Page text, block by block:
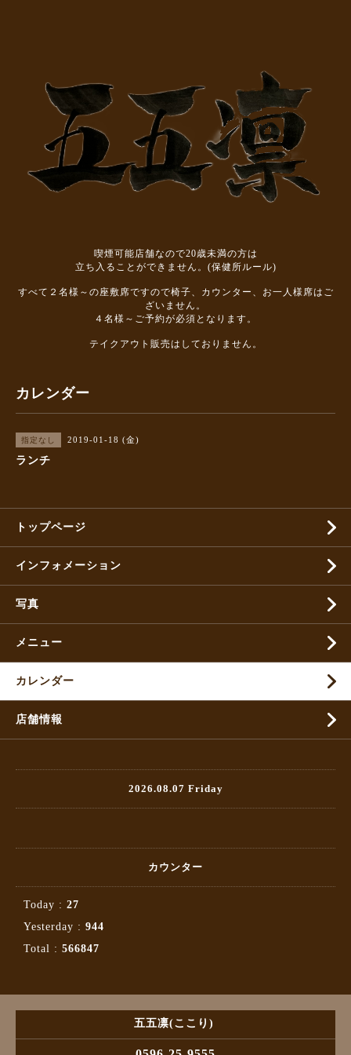
喫煙可能店舗なので20歳未満の方は
立ち入ることができません。(保健所ルール)
すべて２名様～の座敷席ですので椅子、カウンター、お一人様席はご
ざいません。
４名様～ご予約が必須となります。
テイクアウト販売はしておりません。
カレンダー
指定なし 2019-01-18 (金)
ランチ
トップページ
インフォメーション
写真
メニュー
カレンダー
店舗情報
2026.08.07 Friday
カウンター
Today : 27
Yesterday : 944
Total : 566847
五五凛(ここり)